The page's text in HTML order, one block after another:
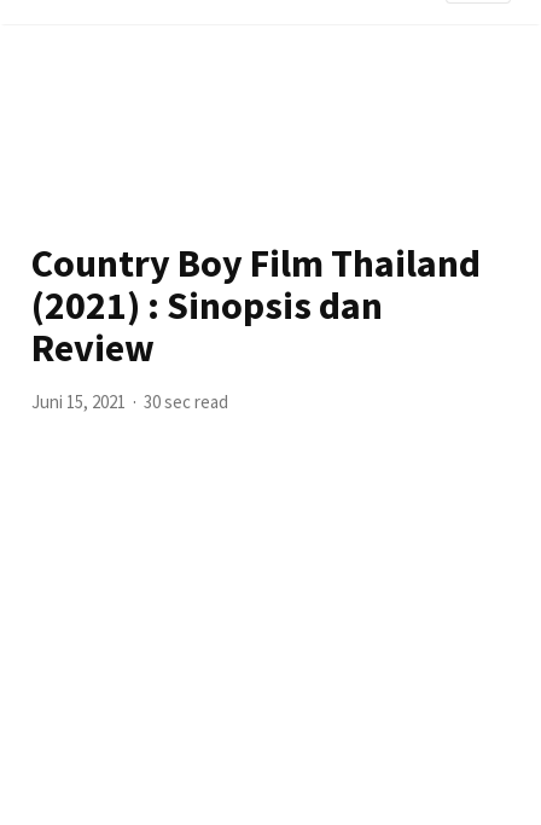
Country Boy Film Thailand
(2021) : Sinopsis dan
Review
Juni 15, 2021 30 sec read